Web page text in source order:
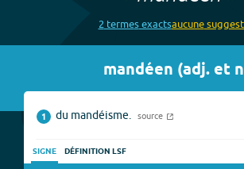
2 termesexactsaucune
mandéen (adj. et
1 du mandéisme. source
SIGNE DÉFINITION LSF